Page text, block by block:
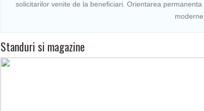
solicitarilor venite de la beneficiari. Orientarea
Standuri si magazine